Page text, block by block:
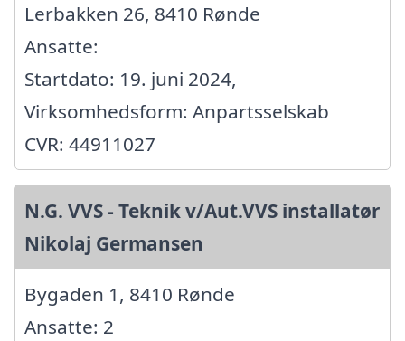
Lerbakken 26, 8410 Rønde
Ansatte:
Startdato: 19. juni 2024,
Virksomhedsform: Anpartsselskab
CVR: 44911027
N.G. VVS - Teknik v/Aut.VVS installatør
Nikolaj Germansen
Bygaden 1, 8410 Rønde
Ansatte: 2